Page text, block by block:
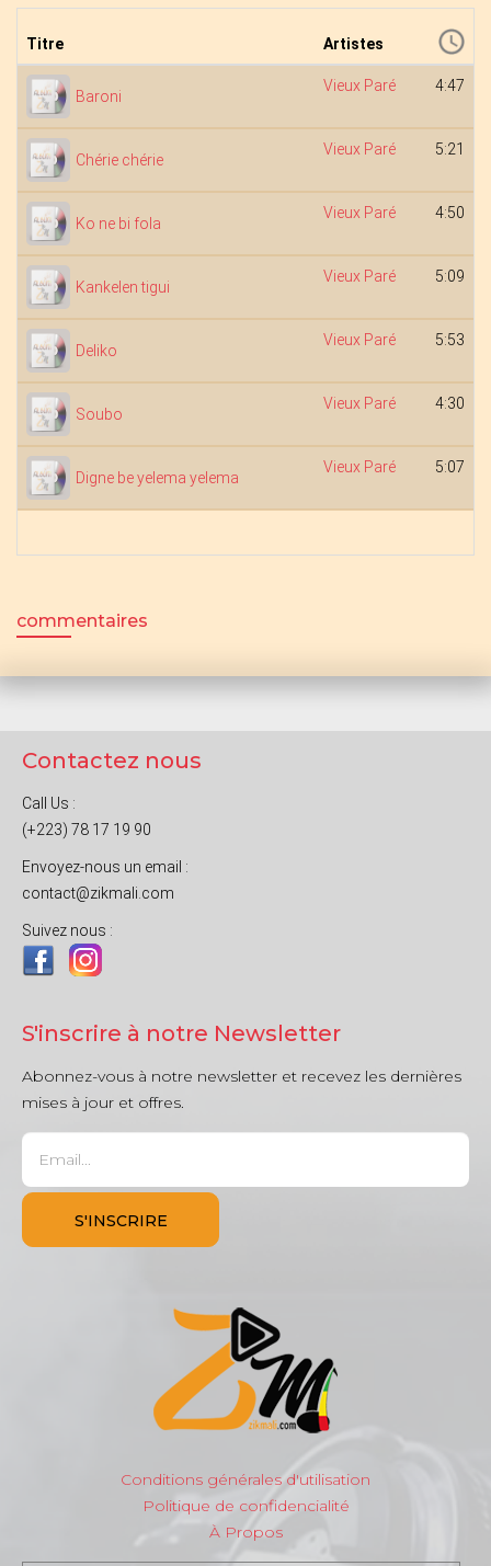
Titre Artistes
Baroni
Vieux Paré 4:47
Chérie chérie
Vieux Paré 5:21
Ko ne bi fola
Vieux Paré 4:50
Kankelen tigui
Vieux Paré 5:09
Deliko
Vieux Paré 5:53
Soubo
Vieux Paré 4:30
Digne be yelema yelema
Vieux Paré 5:07
commentaires
Contactez nous
Call Us :
(+223) 78 17 19 90
Envoyez-nous un email :
contact@zikmali.com
Suivez nous :
S'inscrire à notre Newsletter
Abonnez-vous à notre newsletter et recevez les dernières
mises à jour et offres.
Conditions générales d'utilisation
Politique de confidencialité
À Propos